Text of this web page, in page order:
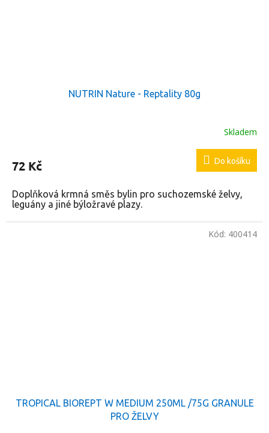
NUTRIN Nature - Reptality 80g
Skladem
72 Kč Do košíku
Doplňková krmná směs bylin pro suchozemské želvy,
leguány a jiné býložravé plazy.
TROPICAL BIOREPT W MEDIUM 250ML /75G GRANULE
PRO ŽELVY
Kód: 400414